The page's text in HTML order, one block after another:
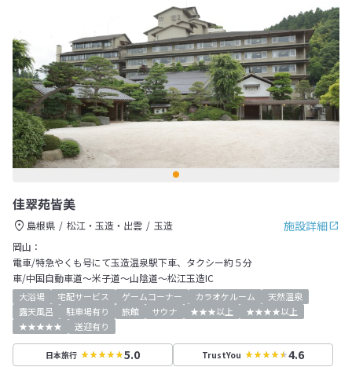
佳翠苑皆美
施設詳細
島根県 松江・玉造・出雲
玉造
岡山：
電車/特急やくも号にて玉造温泉駅下車、タクシー約５分
車/中国自動車道～米子道～山陰道～松江玉造IC
大浴場 宅配サービス ゲームコーナー カラオケルーム
天然温泉
露天風呂
駐車場有り 旅館 サウナ ★★★以上
★★★★以上
★★★★★
送迎有り
日本旅行 5.0 TrustYou 4.6